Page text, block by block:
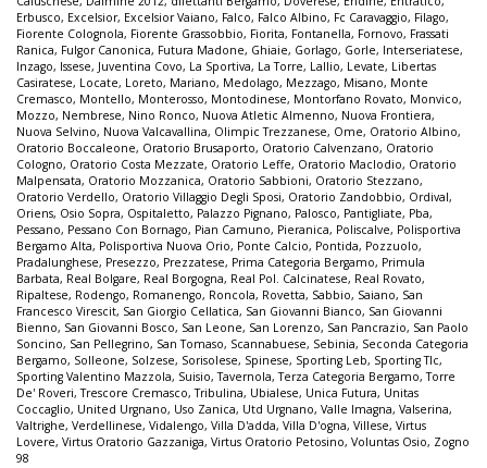
Erbusco, Excelsior, Excelsior Vaiano, Falco, Falco Albino, Fc Caravaggio, Filago,
Fiorente Colognola, Fiorente Grassobbio, Fiorita, Fontanella, Fornovo, Frassati
Ranica, Fulgor Canonica, Futura Madone, Ghiaie, Gorlago, Gorle, Interseriatese,
Inzago, Issese, Juventina Covo, La Sportiva, La Torre, Lallio, Levate, Libertas
Casiratese, Locate, Loreto, Mariano, Medolago, Mezzago, Misano, Monte
Cremasco, Montello, Monterosso, Montodinese, Montorfano Rovato, Monvico,
Mozzo, Nembrese, Nino Ronco, Nuova Atletic Almenno, Nuova Frontiera,
Nuova Selvino, Nuova Valcavallina, Olimpic Trezzanese, Ome, Oratorio Albino,
Oratorio Boccaleone, Oratorio Brusaporto, Oratorio Calvenzano, Oratorio
Cologno, Oratorio Costa Mezzate, Oratorio Leffe, Oratorio Maclodio, Oratorio
Malpensata, Oratorio Mozzanica, Oratorio Sabbioni, Oratorio Stezzano,
Oratorio Verdello, Oratorio Villaggio Degli Sposi, Oratorio Zandobbio, Ordival,
Oriens, Osio Sopra, Ospitaletto, Palazzo Pignano, Palosco, Pantigliate, Pba,
Pessano, Pessano Con Bornago, Pian Camuno, Pieranica, Poliscalve, Polisportiva
Bergamo Alta, Polisportiva Nuova Orio, Ponte Calcio, Pontida, Pozzuolo,
Pradalunghese, Presezzo, Prezzatese, Prima Categoria Bergamo, Primula
Barbata, Real Bolgare, Real Borgogna, Real Pol. Calcinatese, Real Rovato,
Ripaltese, Rodengo, Romanengo, Roncola, Rovetta, Sabbio, Saiano, San
Francesco Virescit, San Giorgio Cellatica, San Giovanni Bianco, San Giovanni
Bienno, San Giovanni Bosco, San Leone, San Lorenzo, San Pancrazio, San Paolo
Soncino, San Pellegrino, San Tomaso, Scannabuese, Sebinia, Seconda Categoria
Bergamo, Solleone, Solzese, Sorisolese, Spinese, Sporting Leb, Sporting Tlc,
Sporting Valentino Mazzola, Suisio,Tavernola,Terza Categoria Bergamo,Torre
De' Roveri,Trescore Cremasco,Tribulina, Ubialese, Unica Futura, Unitas
Coccaglio, United Urgnano, Uso Zanica, Utd Urgnano, Valle Imagna, Valserina,
Valtrighe, Verdellinese, Vidalengo, Villa D'adda, Villa D'ogna, Villese, Virtus
Lovere, Virtus Oratorio Gazzaniga, Virtus Oratorio Petosino, Voluntas Osio, Zogno
98